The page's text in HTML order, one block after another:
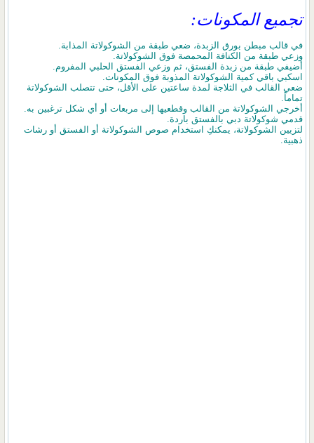
تجميع المكونات:
في قالب مبطن بورق الزبدة، ضعي طبقة من الشوكولاتة المذابة.
وزعي طبقة من الكنافة المحمصة فوق الشوكولاتة.
أضيفي طبقة من زبدة الفستق، ثم وزعي الفستق الحلبي المفروم.
اسكبي باقي كمية الشوكولاتة المذوبة فوق المكونات.
ضعي القالب في الثلاجة لمدة ساعتين على الأقل، حتى تتصلب الشوكولاتة
تماماً.
أخرجي الشوكولاتة من القالب وقطعيها إلى مربعات أو أي شكل ترغبين به.
قدمي شوكولاتة دبي بالفستق باردة.
لتزيين الشوكولاتة، يمكنكِ استخدام صوص الشوكولاتة أو الفستق أو رشات
ذهبية.